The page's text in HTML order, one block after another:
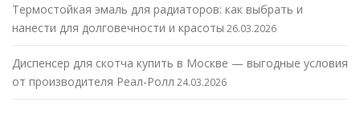
Термостойкая эмаль для радиаторов: как выбрать и
нанести для долговечности и красоты 26.03.2026
Диспенсер для скотча купить в Москве — выгодные условия
от производителя Реал-Ролл 24.03.2026